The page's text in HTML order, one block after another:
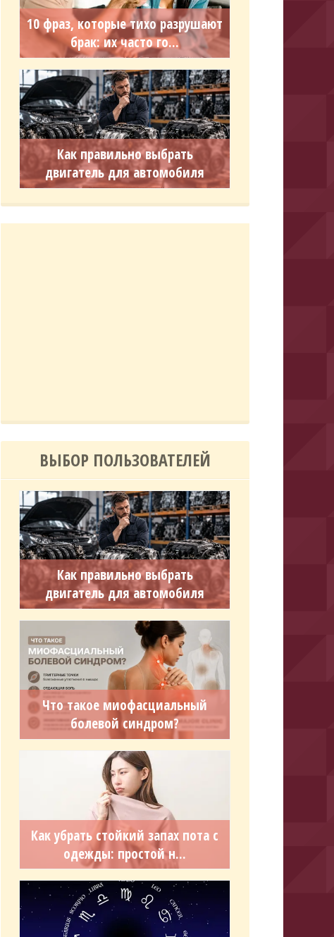
10 фраз, которые тихо разрушают
брак: их часто го...
Как правильно выбрать
двигатель для автомобиля
ВЫБОР ПОЛЬЗОВАТЕЛЕЙ
Как правильно выбрать
двигатель для автомобиля
Что такое миофасциальный
болевой синдром?
Как убрать стойкий запах пота с
одежды: простой н...